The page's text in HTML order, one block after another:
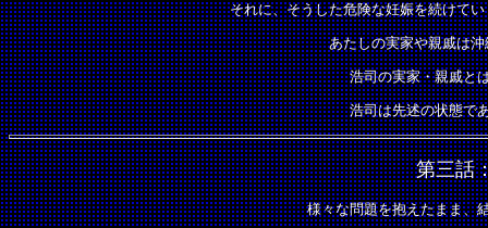
それに、そうした危険な妊娠を続けて
あたしの実家や親戚は
浩司の実家・親戚と
浩司は先述の状態で
第三話
様々な問題を抱えたまま、